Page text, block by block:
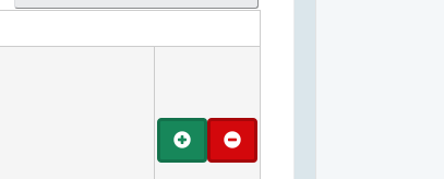
AjouterRetirer